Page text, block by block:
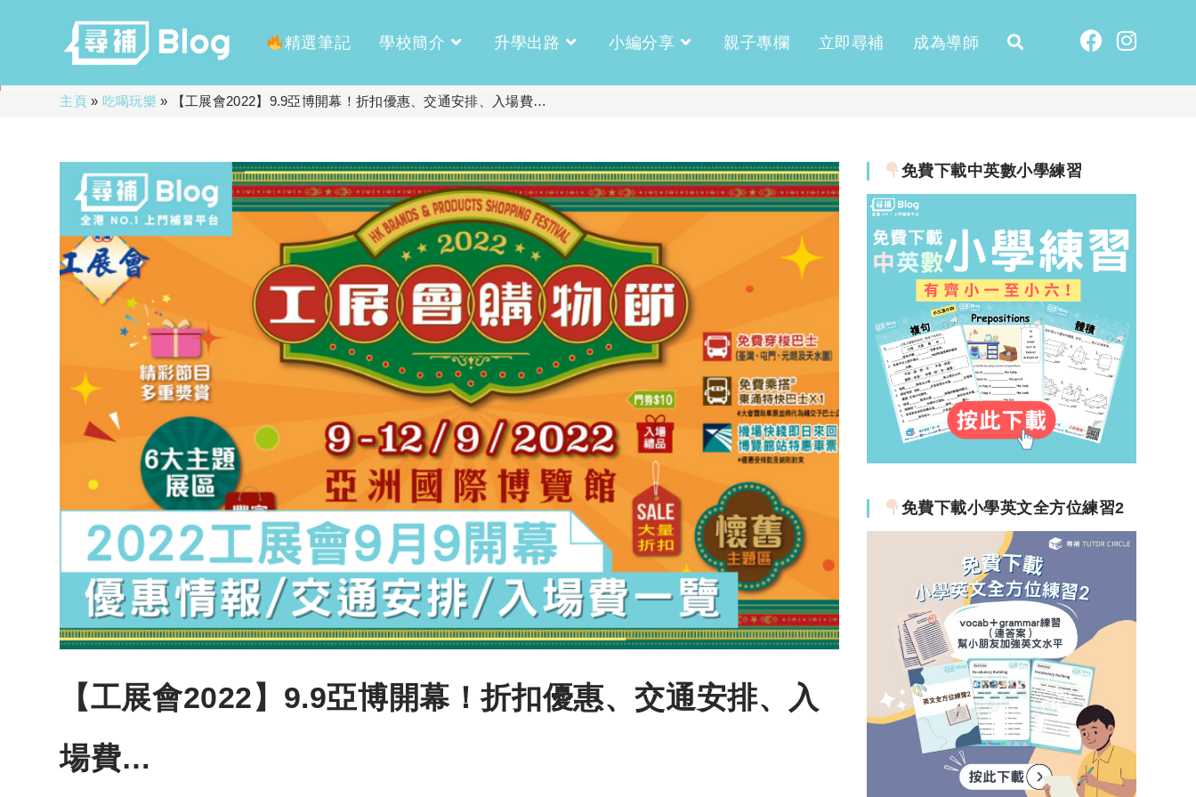
精選筆記 學校簡介 升學出路 小編分享 親子專欄 立即尋補 成為導師
主頁» 吃喝玩樂 » 【工展會2022】9.9亞博開幕！折扣優惠、交通安排、入場費…
【工展會2022】9.9亞博開幕！折扣優惠、交通安排、入
場費…
免費下載中英數小學練習
免費下載小學英文全方位練習2